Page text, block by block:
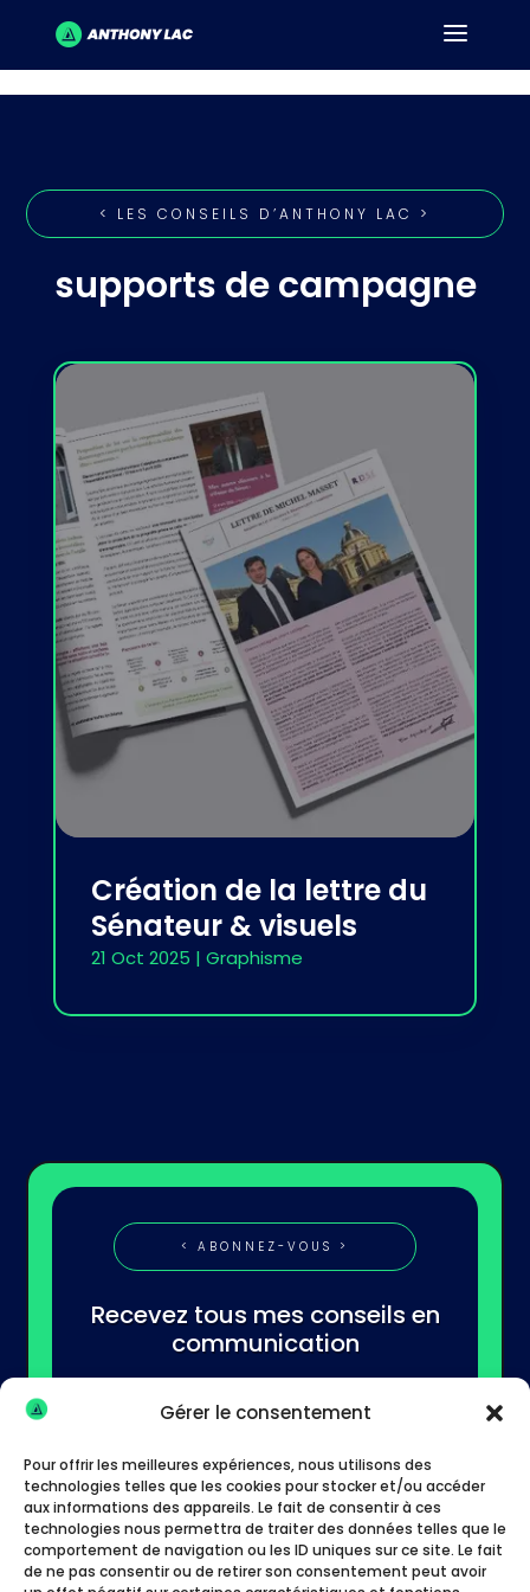
Gérer le consentement
Pour offrir les meilleures expériences, nous utilisons des
technologies telles que les cookies pour stocker et/ou accéder
aux informations des appareils. Le fait de consentir à ces
technologies nous permettra de traiter des données telles que le
comportement de navigation ou les ID uniques sur ce site. Le fait
de ne pas consentir ou de retirer son consentement peut avoir
< LES CONSEILS D’ANTHONY LAC >
supports de campagne
Création de la lettre du
Sénateur & visuels
21 Oct 2025 | Graphisme
< ABONNEZ-VOUS >
Recevez tous mes conseils en
communication
S'abonner